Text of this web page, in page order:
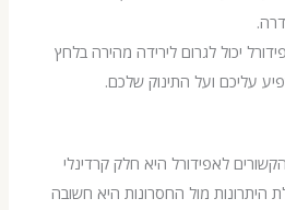
לגרום לירידה מהירה בלחץ
התינוק שלכם.
היא חלק קרדינלי
מול החסרונות היא חשובה